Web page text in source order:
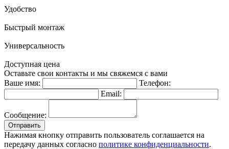
Удобство
Быстрый монтаж
Универсальность
Доступная цена
Оставьте свои контакты и мы свяжемся с вами
Ваше имя:
Телефон:
Email:
Сообщение:
Отправить
Нажимая кнопку отправить пользователь соглашается на
передачу данных согласно политике конфиденциальности.